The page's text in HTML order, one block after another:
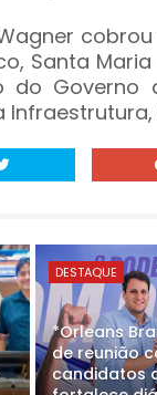
Santa
do
DESTAQUE
*Orleans
de reunião
candidatos